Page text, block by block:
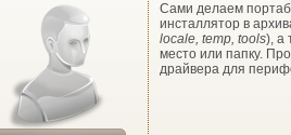
Сами делаем
инсталлятор в
locale, temp, tools), а
место или папку.
драйвера для